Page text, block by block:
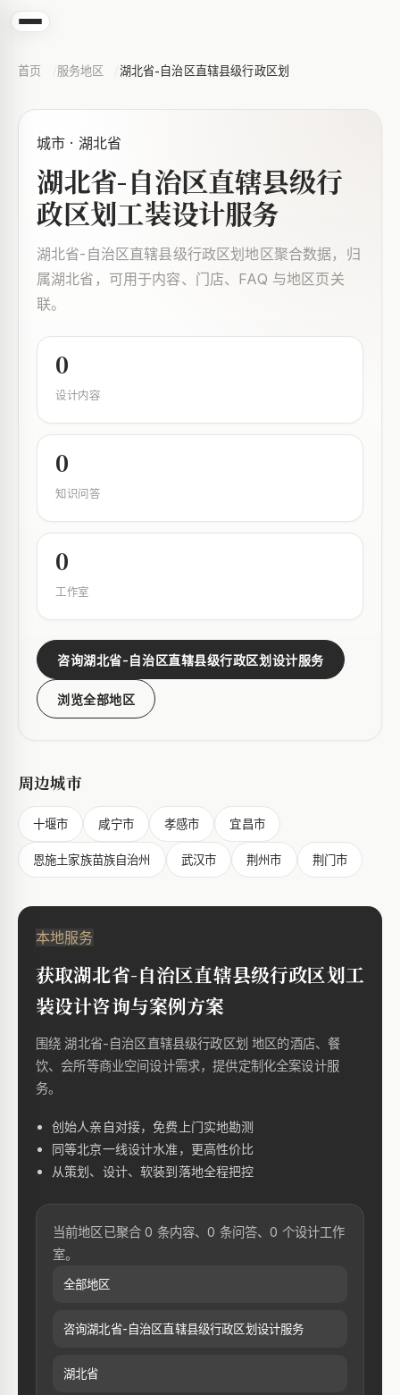
首页 服务地区 湖北省-自治区直辖县级行政区划
城市 · 湖北省
湖北省-自治区直辖县级行
政区划工装设计服务
湖北省-自治区直辖县级行政区划地区聚合数据，归
属湖北省，可用于内容、门店、FAQ 与地区页关
联。
0
设计内容
0
知识问答
0
工作室
咨询湖北省-自治区直辖县级行政区划设计服务
浏览全部地区
周边城市
十堰市 咸宁市 孝感市 宜昌市
恩施土家族苗族自治州 武汉市 荆州市 荆门市
本地服务
获取湖北省-自治区直辖县级行政区划工
装设计咨询与案例方案
围绕 湖北省-自治区直辖县级行政区划 地区的酒店、餐
饮、会所等商业空间设计需求，提供定制化全案设计服
务。
创始人亲自对接，免费上门实地勘测
同等北京一线设计水准，更高性价比
从策划、设计、软装到落地全程把控
当前地区已聚合 0 条内容、0 条问答、0 个设计工作
室。
全部地区
咨询湖北省-自治区直辖县级行政区划设计服务
湖北省